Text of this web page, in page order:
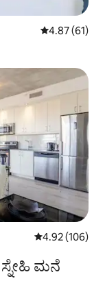
5 ರಲ್ಲಿ 4.87
4.87 (61)
5 ರಲ್ಲಿ 4.92
4.92 (106)
ಸ್ನೇಹಿ ಮನೆ